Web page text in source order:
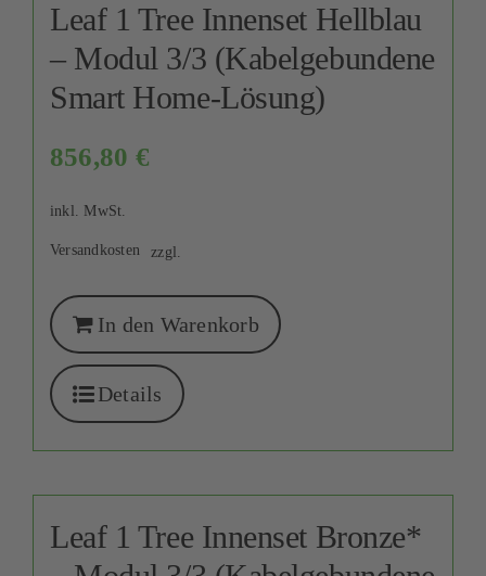
Leaf 1 Tree Innenset Hellblau
– Modul 3/3 (Kabelgebundene
Smart Home-Lösung)
856,80 €
inkl. MwSt.
zzgl.
Versandkosten
In den Warenkorb
Details
Leaf 1 Tree Innenset Bronze*